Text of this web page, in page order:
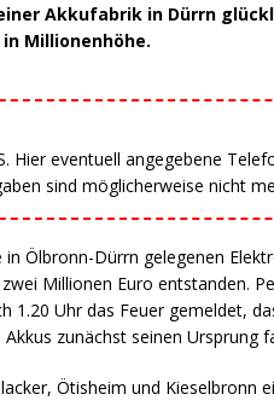
Akkufabrik in Dürrn
Millionenhöhe.
Hier eventuell angegebene
sind möglicherweise nicht
Ölbronn-Dürrn gelegenen
Millionen Euro entstanden.
1.20 Uhr das Feuer gemeldet,
zunächst seinen Ursprung
Ötisheim und Kieselbronn